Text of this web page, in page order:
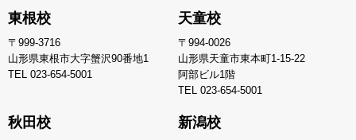
東根校
〒999-3716
山形県東根市大字蟹沢90番地1
TEL 023-654-5001
天童校
〒994-0026
山形県天童市東本町1-15-22
阿部ビル1階
TEL 023-654-5001
秋田校 新潟校